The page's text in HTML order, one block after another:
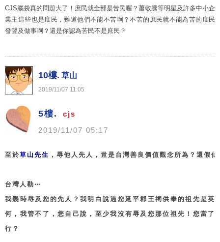
CJS腦袋真的問題大了！庶民就全部是苦民喔？蕭敬騰等明星及許多中小企
業主這些也是庶民，難道他們不能不苦啊？不苦的庶民就不能為苦的庶民
發聲及做事啊？還是你認為苦民不是庶民？
10樓. 草山
2019/11/07 11:05
5樓.
cjs
2019/11 /07 05: 17
至於草山先生 ，辱他人先人，豈是台灣善良價值觀念所為？還假仙
台灣人勒⋯
我幾時辱及您的先人？我明白說過您延平郡王祠供奉的祖先是英
何，我管不了，您自己說，至少我沒有辱及您那位祖先！您當了
行？